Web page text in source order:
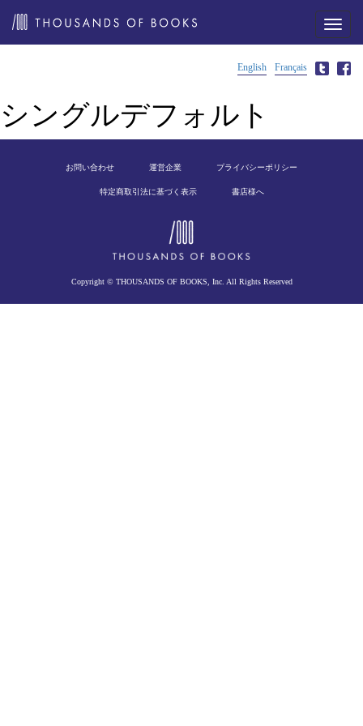
メ
ュ
English Français
シングルデフォルト
お問い合わせ 運営企業 プライバシーポリシー
特定商取引法に基づく表示 書店様へ
Copyright © THOUSANDS OF BOOKS, Inc. All Rights Reserved